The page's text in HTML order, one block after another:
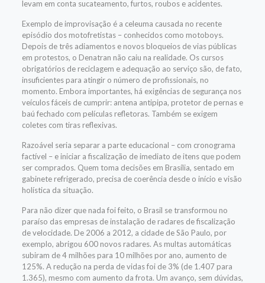
levam em conta sucateamento, furtos, roubos e acidentes.
Exemplo de improvisação é a celeuma causada no recente
episódio dos motofretistas – conhecidos como motoboys.
Depois de três adiamentos e novos bloqueios de vias públicas
em protestos, o Denatran não caiu na realidade. Os cursos
obrigatórios de reciclagem e adequação ao serviço são, de fato,
insuficientes para atingir o número de profissionais, no
momento. Embora importantes, há exigências de segurança nos
veículos fáceis de cumprir: antena antipipa, protetor de pernas e
baú fechado com películas refletoras. Também se exigem
coletes com tiras reflexivas.
Razoável seria separar a parte educacional – com cronograma
factível – e iniciar a fiscalização de imediato de itens que podem
ser comprados. Quem toma decisões em Brasília, sentado em
gabinete refrigerado, precisa de coerência desde o início e visão
holística da situação.
Para não dizer que nada foi feito, o Brasil se transformou no
paraíso das empresas de instalação de radares de fiscalização
de velocidade. De 2006 a 2012, a cidade de São Paulo, por
exemplo, abrigou 600 novos radares. As multas automáticas
subiram de 4 milhões para 10 milhões por ano, aumento de
125%. A redução na perda de vidas foi de 3% (de 1.407 para
1.365), mesmo com aumento da frota. Um avanço, sem dúvidas,